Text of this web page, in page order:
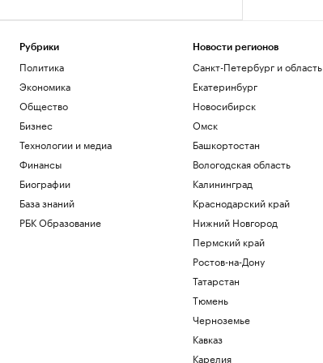
Рубрики
Политика
Экономика
Общество
Бизнес
Технологии и медиа
Финансы
Биографии
База знаний
РБК Образование
Новости регионов
Санкт-Петербург и область
Екатеринбург
Новосибирск
Омск
Башкортостан
Вологодская область
Калининград
Краснодарский край
Нижний Новгород
Пермский край
Ростов-на-Дону
Татарстан
Тюмень
Черноземье
Кавказ
Карелия